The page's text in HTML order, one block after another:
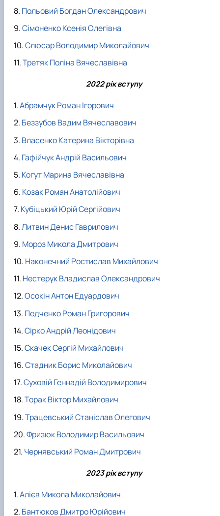
Польовий Богдан Олександрович
Сімоненко Ксенія Олегівна
Слюсар Володимир Миколайович
Третяк Поліна Вячеславівна
2022 рік вступу
Абрамчук Роман Ігорович
Беззубов Вадим Вячеславович
Власенко Катерина Вікторівна
Гафійчук Андрій Васильович
Когут Марина Вячеславівна
Козак Роман Анатолійович
Кубіцький Юрій Сергійович
Литвин Денис Гаврилович
Мороз Микола Дмитрович
Наконечний Ростислав Михайлович
Нестерук Владислав Олександрович
Осокін Антон Едуардович
Педченко Роман Григорович
Сірко Андрій Леонідович
Скачек Сергій Михайлович
Стадник Борис Миколайович
Суховій Геннадій Володимирович
Торак Віктор Михайлович
Трацевський Станіслав Олегович
Фризюк Володимир Васильович
Чернявський Роман Дмитрович
2023 рік вступу
Алієв Микола Миколайович
Бантюков Дмитро Юрійович